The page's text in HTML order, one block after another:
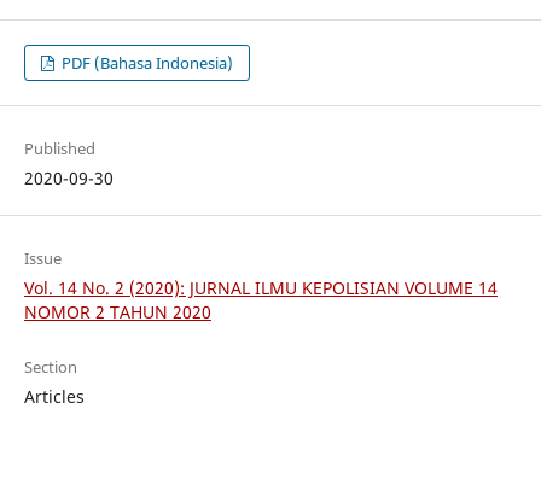
PDF (Bahasa Indonesia)
Published
2020-09-30
Issue
Vol. 14 No. 2 (2020): JURNAL ILMU KEPOLISIAN VOLUME 14
NOMOR 2 TAHUN 2020
Section
Articles